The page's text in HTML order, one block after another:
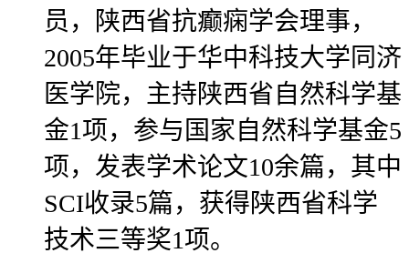
员，陕西省抗癫痫学会理事，
2005年毕业于华中科技大学同济
医学院，主持陕西省自然科学基
金1项，参与国家自然科学基金5
项，发表学术论文10余篇，其中
SCI收录5篇，获得陕西省科学
技术三等奖1项。